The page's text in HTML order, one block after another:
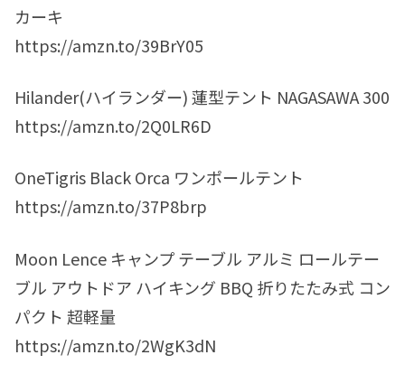
カーキ
https://amzn.to/39BrY05
Hilander(ハイランダー) 蓮型テント NAGASAWA 300
https://amzn.to/2Q0LR6D
OneTigris Black Orca ワンポールテント
https://amzn.to/37P8brp
Moon Lence キャンプ テーブル アルミ ロールテー
ブル アウトドア ハイキング BBQ 折りたたみ式 コン
パクト 超軽量
https://amzn.to/2WgK3dN